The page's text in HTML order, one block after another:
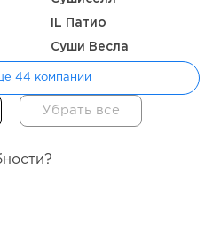
собственной
IL Патио
Суши Весла
44 компании